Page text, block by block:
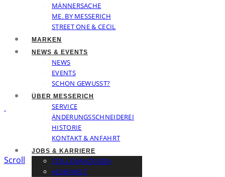
MÄNNERSACHE
ME. BY MESSERICH
STREET ONE & CECIL
MARKEN
NEWS & EVENTS
NEWS
EVENTS
SCHON GEWUSST?
ÜBER MESSERICH
SERVICE
ÄNDERUNGSSCHNEIDEREI
HISTORIE
KONTAKT & ANFAHRT
JOBS & KARRIERE
STELLENANZEIGEN
AZUBIWELT
Scroll